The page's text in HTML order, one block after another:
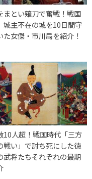
まとい薙刀で奮戦！戦国
城主不在の城を10日間守
た女傑・市川局を紹介！
10人超！戦国時代「三方
戦い」で討ち死にした徳
武将たちそれぞれの最期